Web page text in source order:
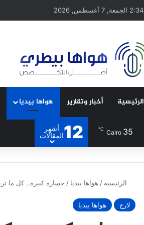
2:34 الجمعة, 7 أغسطس, 2026
الرئيسية أخبار وتقارير هواها بيديا
Cairo 35
℃
12
أشهر
المقالات
الرئيسية / هواها بيديا / خسارة كبيرة.. كل ما
لارج هواها بيديا